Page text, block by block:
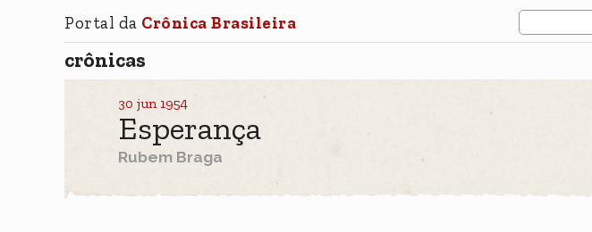
Portal da Crônica Brasileira
crônicas
30 jun 1954
Esperança
Rubem Braga